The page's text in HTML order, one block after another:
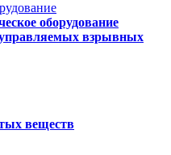
оборудование
взрывных
веществ